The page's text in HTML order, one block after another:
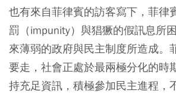
也有來自菲律賓的訪客寫下，菲律
罰（impunity）與猖獗的假訊息所
來薄弱的政府與民主制度所造成。
要走，社會正處於最兩極分化的時
持充足資訊，積極參加民主進程，